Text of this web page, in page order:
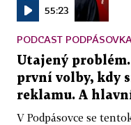
55:23
PODCAST
Utajený
první volby, kdy
reklamu. A
V Podpásovce se